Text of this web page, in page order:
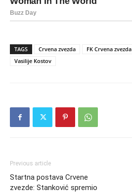
TAGS Crvena zvezda FK Crvena zvezda
Vasilije Kostov
Previous article
Startna postava Crvene
zvezde: Stanković spremio